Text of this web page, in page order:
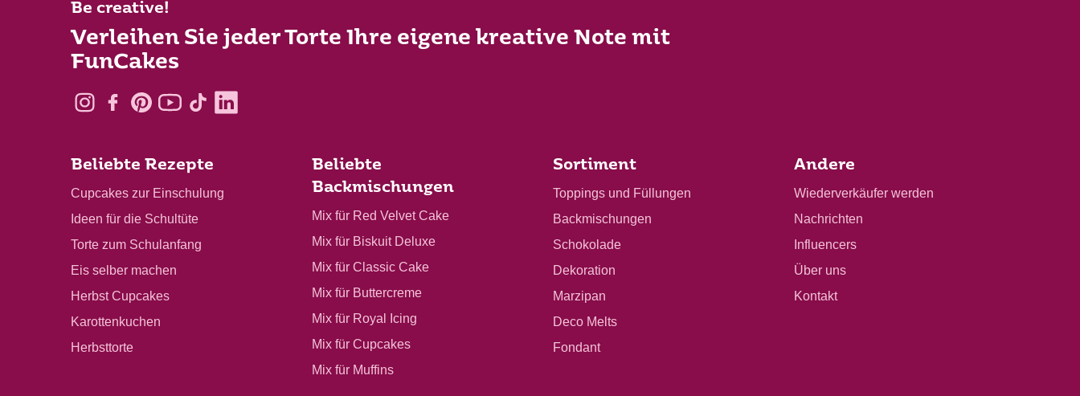
Be creative!
Verleihen Sie jeder Torte Ihre eigene kreative Note mit
FunCakes
Beliebte Rezepte
Cupcakes zur Einschulung
Ideen für die Schultüte
Torte zum Schulanfang
Eis selber machen
Herbst Cupcakes
Karottenkuchen
Herbsttorte
Beliebte
Backmischungen
Mix für Red Velvet Cake
Mix für Biskuit Deluxe
Mix für Classic Cake
Mix für Buttercreme
Mix für Royal Icing
Mix für Cupcakes
Mix für Muffins
Sortiment
Toppings und Füllungen
Backmischungen
Schokolade
Dekoration
Marzipan
Deco Melts
Fondant
Andere
Wiederverkäufer werden
Nachrichten
Influencers
Über uns
Kontakt